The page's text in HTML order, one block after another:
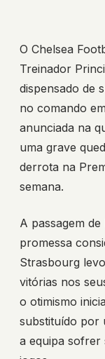
O Chelsea
Treinador
dispensado de
no comando
anunciada na
uma grave
derrota na
semana.
A passagem
promessa
Strasbourg
vitórias nos
o otimismo
substituído por
a equipa sofrer